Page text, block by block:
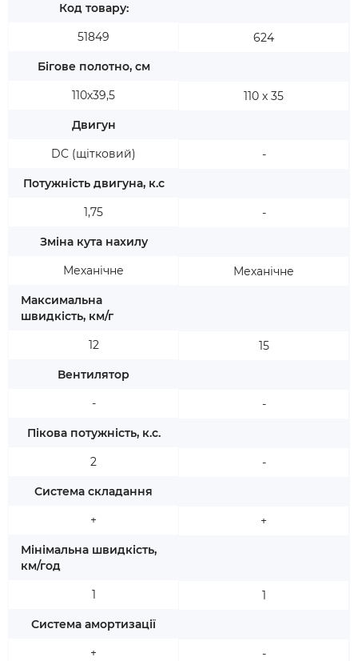
Код товару:
51849
Бігове полотно, см
110х39,5
Двигун
DC (щітковий)
Потужність двигуна, к.с
1,75
Зміна кута нахилу
Механічне
Максимальна
швидкість, км/г
12
Вентилятор
-
Пікова потужність, к.с.
2
Система складання
+
Мінімальна швидкість,
км/год
1
Система амортизації
+
624
110 х 35
-
-
Механічне
15
-
-
+
1
-